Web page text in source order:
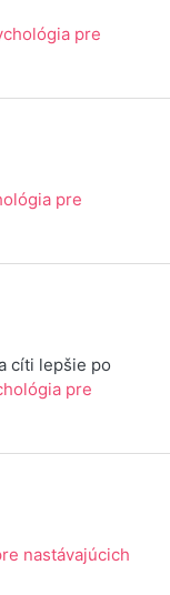
pre
pre
cíti lepšie po
pre
nastávajúcich